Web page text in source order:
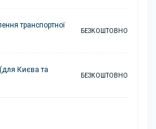
транспортної
БЕЗКОШТОВНО
Києва та
БЕЗКОШТОВНО